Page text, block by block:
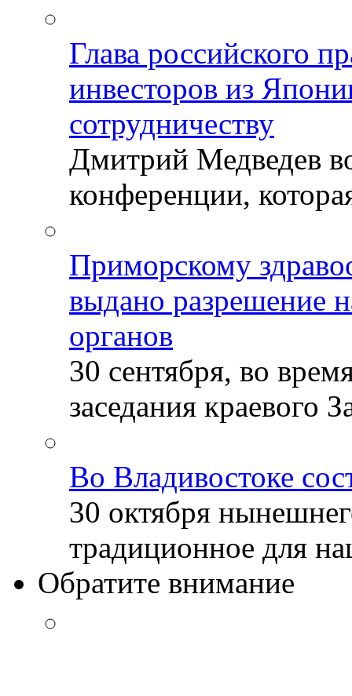
Глава российского
инвесторов из
сотрудничеству
Дмитрий Медведев
конференции,
Приморскому
выдано разрешение
органов
30 сентября, во
заседания краевого
Во Владивостоке
30 октября
традиционное для
Обратите внимание